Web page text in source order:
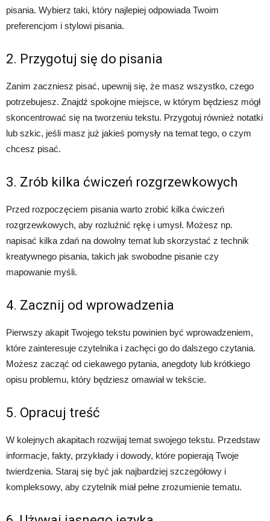
pisania. Wybierz taki, który najlepiej odpowiada Twoim
preferencjom i stylowi pisania.
2. Przygotuj się do pisania
Zanim zaczniesz pisać, upewnij się, że masz wszystko, czego
potrzebujesz. Znajdź spokojne miejsce, w którym będziesz mógł
skoncentrować się na tworzeniu tekstu. Przygotuj również notatki
lub szkic, jeśli masz już jakieś pomysły na temat tego, o czym
chcesz pisać.
3. Zrób kilka ćwiczeń rozgrzewkowych
Przed rozpoczęciem pisania warto zrobić kilka ćwiczeń
rozgrzewkowych, aby rozluźnić rękę i umysł. Możesz np.
napisać kilka zdań na dowolny temat lub skorzystać z technik
kreatywnego pisania, takich jak swobodne pisanie czy
mapowanie myśli.
4. Zacznij od wprowadzenia
Pierwszy akapit Twojego tekstu powinien być wprowadzeniem,
które zainteresuje czytelnika i zachęci go do dalszego czytania.
Możesz zacząć od ciekawego pytania, anegdoty lub krótkiego
opisu problemu, który będziesz omawiał w tekście.
5. Opracuj treść
W kolejnych akapitach rozwijaj temat swojego tekstu. Przedstaw
informacje, fakty, przykłady i dowody, które popierają Twoje
twierdzenia. Staraj się być jak najbardziej szczegółowy i
kompleksowy, aby czytelnik miał pełne zrozumienie tematu.